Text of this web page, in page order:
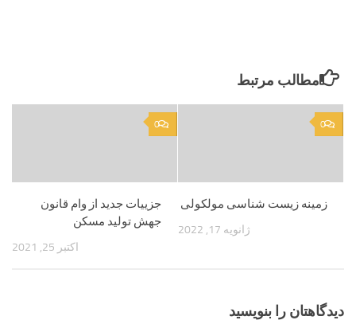
مطالب مرتبط
0
جزيیات جدید از وام قانون
جهش تولید مسکن
اکتبر 25, 2021
0
زمینه زیست شناسی مولکولی
ژانویه 17, 2022
دیدگاهتان را بنویسید